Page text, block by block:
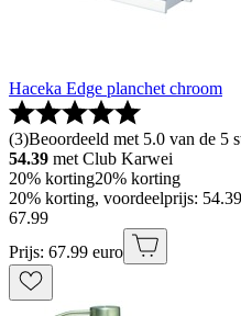
Haceka Edge planchet chroom
(3)Beoordeeld met 5.0 van de 5
54.39 met Club Karwei
20% korting20% korting
20% korting, voordeelprijs:
67.99
Prijs: 67.99 euro